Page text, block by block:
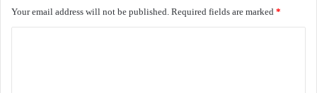
Your email address will not be published. Required fields are marked *